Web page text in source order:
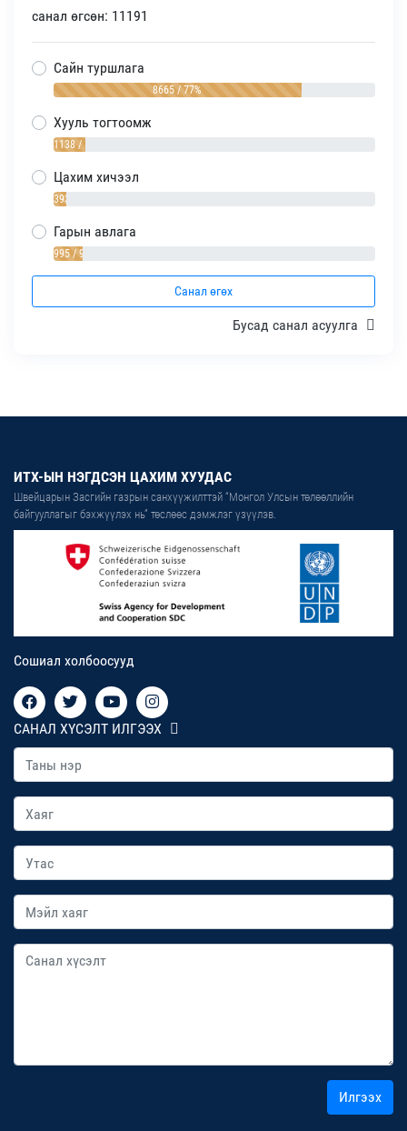
санал өгсөн: 11191
Сайн туршлага
8665 / 77%
Хууль тогтоомж
1138 / 10%
Цахим хичээл
393 / 4%
Гарын авлага
995 / 9%
Санал өгөх
Бусад санал асуулга
ИТХ-ЫН НЭГДСЭН ЦАХИМ ХУУДАС
Швейцарын Засгийн газрын санхүүжилттэй “Монгол Улсын төлөөллийн
байгууллагыг бэхжүүлэх нь” төслөөс дэмжлэг үзүүлэв.
Сошиал холбоосууд
САНАЛ ХҮСЭЛТ ИЛГЭЭХ
Илгээх